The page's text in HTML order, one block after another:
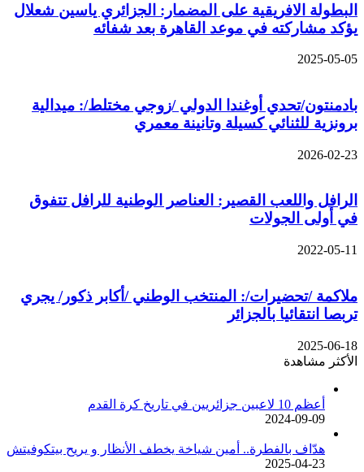
البطولة الافريقية على المضمار: الجزائري ياسين شعلال
يؤكد مشاركته في موعد القاهرة بعد شفائه
2025-05-05
بادمنتون/تحدي أوغندا الدولي /زوجي مختلط/: ميدالية
برونزية للثنائي كسيلة وتانينة معمري
2026-02-23
الرافل واللعب القصير: العناصر الوطنية للرافل تتفوق
في أولى الجولات
2022-05-11
ملاكمة /تحضيرات/: المنتخب الوطني /أكابر ذكور/ يجري
تربصا انتقائيا بالجزائر
2025-06-18
الأكثر مشاهدة
أعظم 10 لاعبين جزائريين في تاريخ كرة القدم
2024-09-09
هدّاف بالفطرة.. أمين شياخة يخطف الأنظار و يريح بيتكوفيتش
2025-04-23